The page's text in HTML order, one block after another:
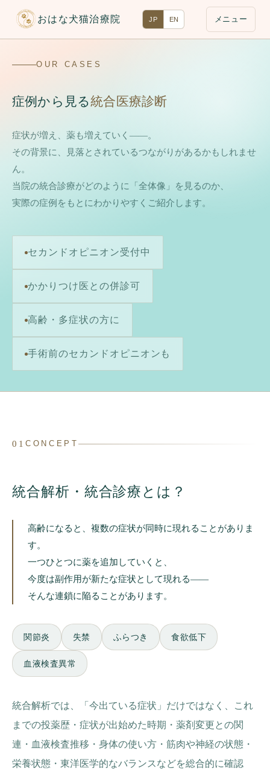
おはな犬猫治療院 JP EN メニュー
OUR CASES
症例から見る統合医療診断
症状が増え、薬も増えていく——。
その背景に、見落とされているつながりがあるかもしれませ
ん。
当院の統合診療がどのように「全体像」を見るのか、
実際の症例をもとにわかりやすくご紹介します。
セカンドオピニオン受付中
かかりつけ医との併診可
高齢・多症状の方に
手術前のセカンドオピニオンも
01 CONCEPT
統合解析・統合診療とは？
高齢になると、複数の症状が同時に現れることがありま
す。
一つひとつに薬を追加していくと、
今度は副作用が新たな症状として現れる——
そんな連鎖に陥ることがあります。
関節炎 失禁 ふらつき 食欲低下
血液検査異常
統合解析では、「今出ている症状」だけではなく、これ
までの投薬歴・症状が出始めた時期・薬剤変更との関
連・血液検査推移・身体の使い方・筋肉や神経の状態・
栄養状態・東洋医学的なバランスなどを総合的に確認